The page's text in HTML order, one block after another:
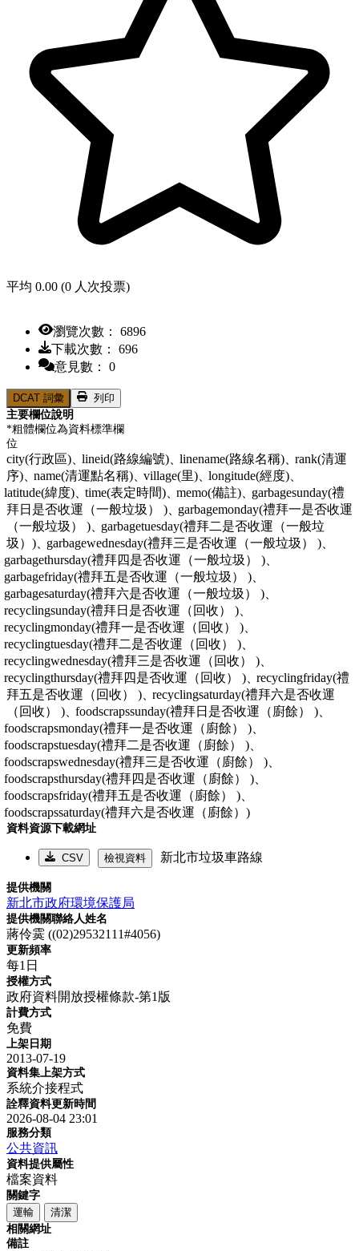
平均 0.00 (0 人次投票)
瀏覽次數： 6896
下載次數： 696
意見數： 0
DCAT 詞彙
列印
主要欄位說明
*粗體欄位為資料標準欄
位
city(行政區)、lineid(路線編號)、linename(路線名稱)、rank(清運
序)、name(清運點名稱)、village(里)、longitude(經度)、
latitude(緯度)、time(表定時間)、memo(備註)、garbagesunday(禮
拜日是否收運（一般垃圾） )、garbagemonday(禮拜一是否收運
（一般垃圾） )、garbagetuesday(禮拜二是否收運（一般垃
圾）)、garbagewednesday(禮拜三是否收運（一般垃圾） )、
garbagethursday(禮拜四是否收運（一般垃圾） )、
garbagefriday(禮拜五是否收運（一般垃圾） )、
garbagesaturday(禮拜六是否收運（一般垃圾） )、
recyclingsunday(禮拜日是否收運（回收） )、
recyclingmonday(禮拜一是否收運（回收） )、
recyclingtuesday(禮拜二是否收運（回收） )、
recyclingwednesday(禮拜三是否收運（回收） )、
recyclingthursday(禮拜四是否收運（回收） )、recyclingfriday(禮
拜五是否收運（回收） )、recyclingsaturday(禮拜六是否收運
（回收） )、foodscrapssunday(禮拜日是否收運（廚餘） )、
foodscrapsmonday(禮拜一是否收運（廚餘） )、
foodscrapstuesday(禮拜二是否收運（廚餘） )、
foodscrapswednesday(禮拜三是否收運（廚餘） )、
foodscrapsthursday(禮拜四是否收運（廚餘） )、
foodscrapsfriday(禮拜五是否收運（廚餘） )、
foodscrapssaturday(禮拜六是否收運（廚餘）)
資料資源下載網址
CSV 檢視資料 新北市垃圾車路線
提供機關
新北市政府環境保護局
提供機關聯絡人姓名
蔣伶霙 ((02)29532111#4056)
更新頻率
每1日
授權方式
政府資料開放授權條款-第1版
計費方式
免費
上架日期
2013-07-19
資料集上架方式
系統介接程式
詮釋資料更新時間
2026-08-04 23:01
服務分類
公共資訊
資料提供屬性
檔案資料
關鍵字
運輸
清潔
相關網址
備註